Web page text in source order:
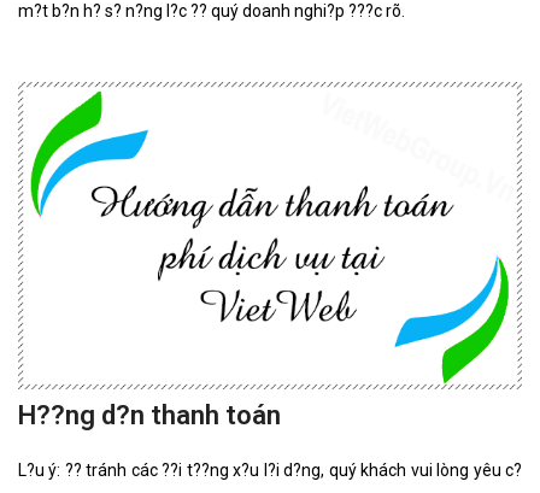
m?t b?n h? s? n?ng l?c ?? quý doanh nghi?p ???c rõ.
H??ng d?n thanh toán
L?u ý: ?? tránh các ??i t??ng x?u l?i d?ng, quý khách vui lòng yêu c?